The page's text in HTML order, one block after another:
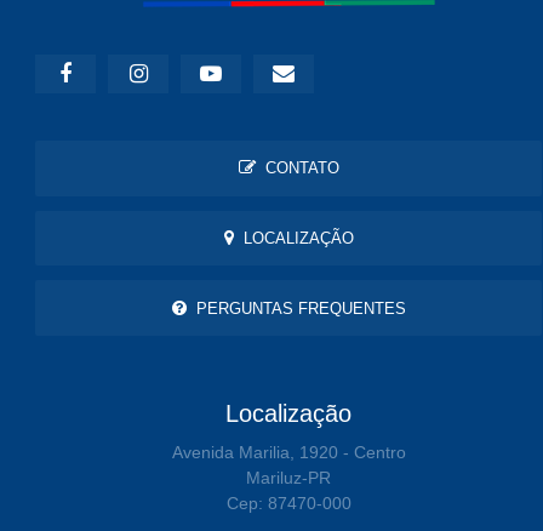
CONTATO
LOCALIZAÇÃO
PERGUNTAS FREQUENTES
Localização
Avenida Marilia, 1920 - Centro
Mariluz-PR
Cep: 87470-000